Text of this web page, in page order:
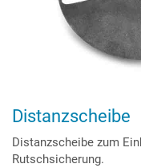
Distanzscheibe
Distanzscheibe zum
Rutschsicherung.